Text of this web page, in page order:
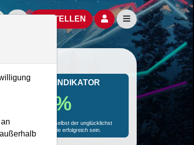
Media-Accounts
Aktien- und Artikelsuche öffnen
BESTELLEN Seitennavigation
TRADER INDIKATOR
74.6 %
wird selbst der unglücklichst
Trader mit dieser Aktie erfolgreich sein.